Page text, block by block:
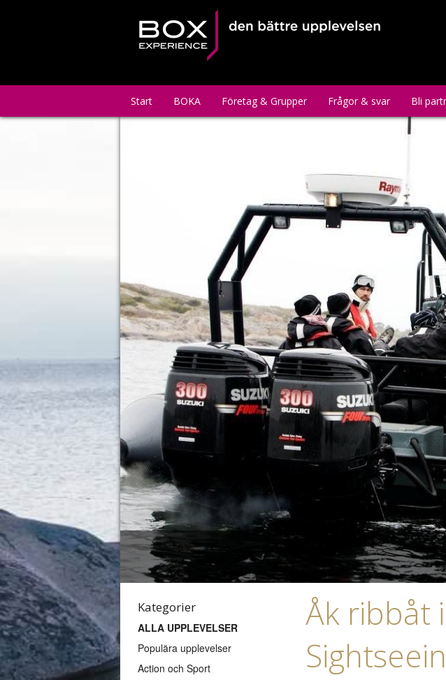
Start BOKA Företag & Grupper Frågor & svar Bli
Kategorier
ALLA UPPLEVELSER
Populära upplevelser
Action och Sport
Åk ribbåt